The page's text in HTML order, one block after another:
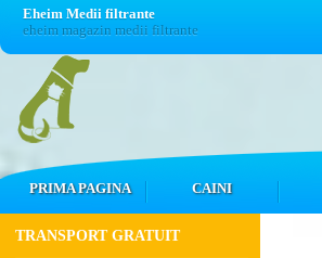
Eheim Medii filtrante
eheim magazin medii filtrante
PRIMA PAGINA CAINI
TRANSPORT GRATUIT